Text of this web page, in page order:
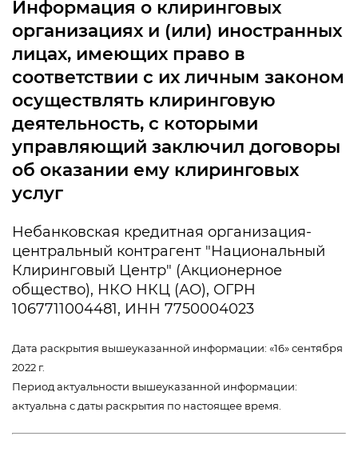
Информация о клиринговых
организациях и (или) иностранных
лицах, имеющих право в
соответствии с их личным законом
осуществлять клиринговую
деятельность, с которыми
управляющий заключил договоры
об оказании ему клиринговых
услуг
Небанковская кредитная организация-
центральный контрагент "Национальный
Клиринговый Центр" (Акционерное
общество), НКО НКЦ (АО), ОГРН
1067711004481, ИНН 7750004023
Дата раскрытия вышеуказанной информации: «16» сентября
2022 г.
Период актуальности вышеуказанной информации:
актуальна с даты раскрытия по настоящее время.